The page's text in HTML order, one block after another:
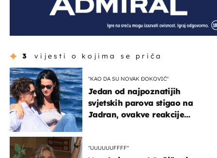
3 vijesti o kojima se priča
"KAO DA SU NOVAK ĐOKOVIĆ"
Jedan od najpoznatijih
svjetskih parova stigao na
Jadran, ovakve reakcije
"UUUUUUFFFF"